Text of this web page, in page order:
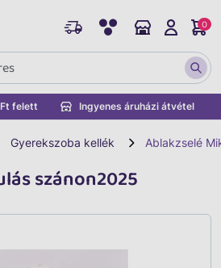
felett Ingyenes áruházi átvétel
0
Gyerekszoba kellék Ablakzselé
szánon2025